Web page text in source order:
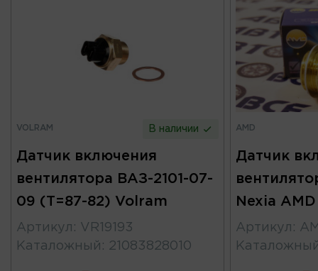
VOLRAM В наличии
Датчик включения
вентилятора ВАЗ-2101-07-
09 (Т=87-82) Volram
Артикул : VR19193
Каталожный : 21083828010
AMD
Датчик
Nexia AMD
Артикул :